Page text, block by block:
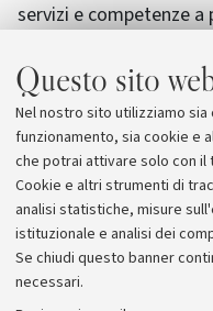
Questo sito
Nel nostro sito utilizziamo
funzionamento, sia cookie e
che potrai attivare solo con il
Cookie e altri strumenti di
analisi statistiche, misure
istituzionale e analisi dei
Se chiudi questo banner
necessari.
servizi e competenze
Portale - ha infatti
alimentare
e a costo marginale
cartacei, come ad